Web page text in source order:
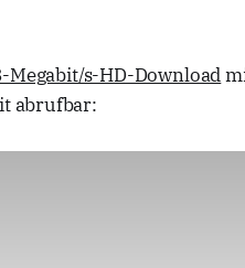
Megabit/s-HD-Download
abrufbar: